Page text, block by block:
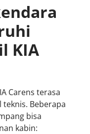
KIA
Carens terasa
Beberapa
bisa
kabin: